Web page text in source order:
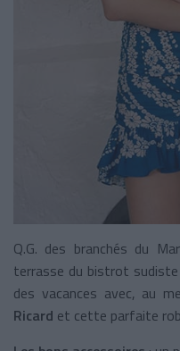
Q.G. des branchés du
terrasse du bistrot sudiste
des vacances avec, au
Ricard et cette parfaite